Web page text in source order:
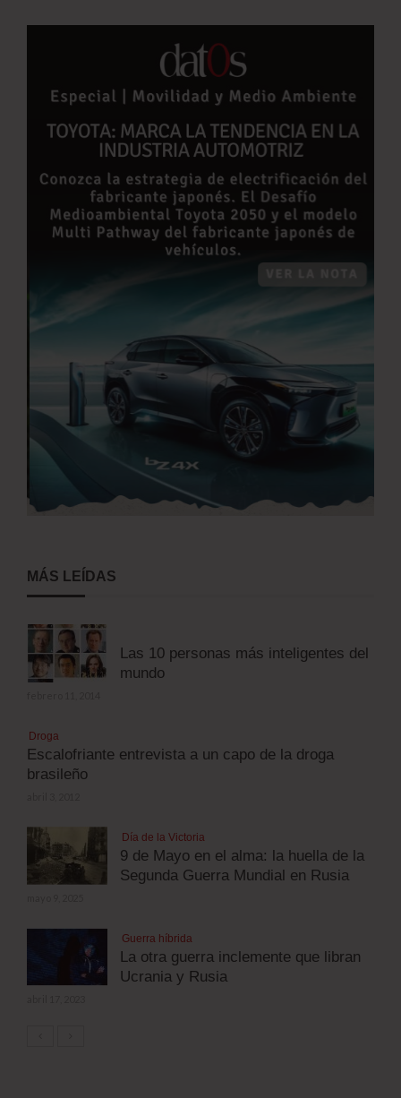
MÁS LEÍDAS
Las 10 personas más inteligentes del
mundo
Droga
Escalofriante entrevista a un capo de la droga
brasileño
Día de la Victoria
9 de Mayo en el alma: la huella de la
Segunda Guerra Mundial en Rusia
Guerra híbrida
La otra guerra inclemente que libran
Ucrania y Rusia